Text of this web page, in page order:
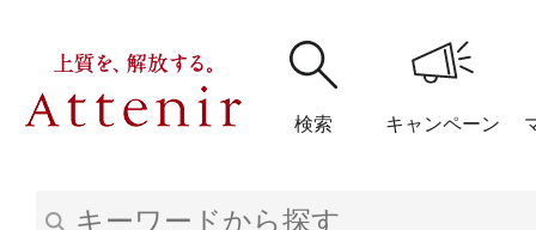
検索 キャンペーン